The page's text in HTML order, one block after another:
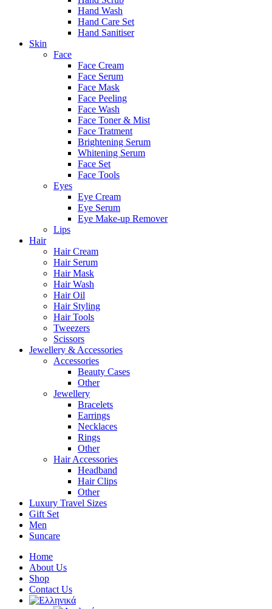
Hand Wash
Hand Care Set
Hand Sanitiser
Skin
Face
Face Cream
Face Serum
Face Mask
Face Peeling
Face Wash
Face Toner & Mist
Face Tratment
Brightening Serum
Whitening Serum
Face Set
Face Tools
Eyes
Eye Cream
Eye Serum
Eye Make-up Remover
Lips
Hair
Hair Cream
Hair Serum
Hair Mask
Hair Wash
Hair Oil
Hair Styling
Hair Tools
Tweezers
Scissors
Jewellery & Accessories
Accessories
Beauty Cases
Other
Jewellery
Bracelets
Earrings
Necklaces
Rings
Other
Hair Accessories
Headband
Hair Clips
Other
Luxury Travel Sizes
Gift Set
Men
Suncare
Home
About Us
Shop
Contact Us